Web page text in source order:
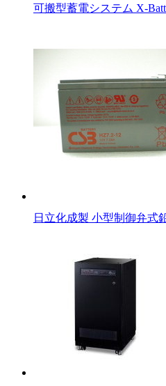
可搬型蓄電システム X-
日立化成製 小型制御弁式